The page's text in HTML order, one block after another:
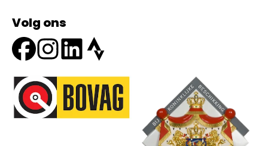
Volg ons
Onze partners